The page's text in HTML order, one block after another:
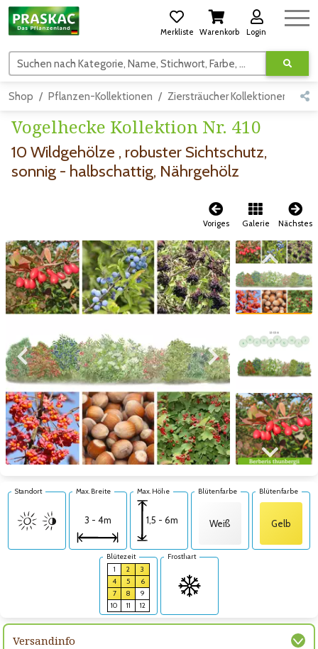
Merkliste Warenkorb Login
Suchen nach Kategorie, Name, Stichwort, Farbe, usw.
Shop Pflanzen-Kollektionen Ziersträucher Kollektionen
Vogelhecke Kollektion Nr. 410
10 Wildgehölze , robuster Sichtschutz,
sonnig - halbschattig, Nährgehölz
Voriges Galerie Nächstes
Zum vorigen Bild Zum nächsten Bild
Zum vorigen Bild
Zum nächsten Bild
Standort Max. Breite
3 - 4m
Max. Höhe
1,5 - 6m
Blütenfarbe
Weiß
Blütenfarbe
Gelb
Blütezeit
1
2
3
4
5
6
7
8
9
10
11 12
Frosthart
Versandinfo